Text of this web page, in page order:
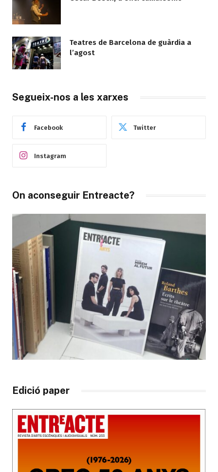
Teatres de Barcelona de guàrdia a
l’agost
Segueix-nos a les xarxes
Facebook Twitter
Instagram
On aconseguir Entreacte?
Edició paper